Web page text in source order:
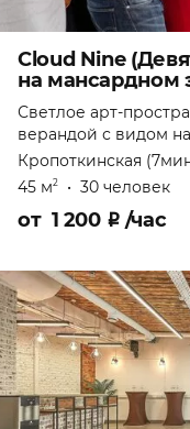
Cloud Nine
на мансардном
Светлое арт-
верандой с видом
Кропоткинская
45 м2 • 30 человек
от 1 200 ₽ /час